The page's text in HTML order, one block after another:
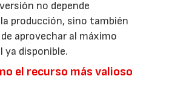
no depende
producción, sino también
aprovechar al máximo
ya disponible.
el recurso más valioso